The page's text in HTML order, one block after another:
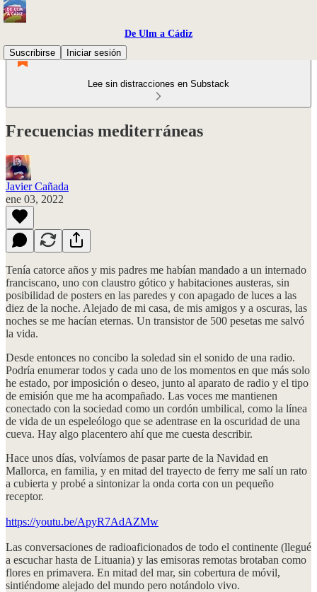
De Ulm a Cádiz
Suscribirse
Iniciar sesión
Lee sin distracciones en Substack
Frecuencias mediterráneas
Javier Cañada
ene 03, 2022
Tenía catorce años y mis padres me habían mandado a un internado
franciscano, uno con claustro gótico y habitaciones austeras, sin
posibilidad de posters en las paredes y con apagado de luces a las
diez de la noche. Alejado de mi casa, de mis amigos y a oscuras, las
noches se me hacían eternas. Un transistor de 500 pesetas me salvó
la vida.
Desde entonces no concibo la soledad sin el sonido de una radio.
Podría enumerar todos y cada uno de los momentos en que más solo
he estado, por imposición o deseo, junto al aparato de radio y el tipo
de emisión que me ha acompañado. Las voces me mantienen
conectado con la sociedad como un cordón umbilical, como la línea
de vida de un espeleólogo que se adentrase en la oscuridad de una
cueva. Hay algo placentero ahí que me cuesta describir.
Hace unos días, volvíamos de pasar parte de la Navidad en
Mallorca, en familia, y en mitad del trayecto de ferry me salí un rato
a cubierta y probé a sintonizar la onda corta con un pequeño
receptor.
https://youtu.be/ApyR7AdAZMw
Las conversaciones de radioaficionados de todo el continente (llegué
a escuchar hasta de Lituania) y las emisoras remotas brotaban como
flores en primavera. En mitad del mar, sin cobertura de móvil,
sintiéndome alejado del mundo pero notándolo vivo.